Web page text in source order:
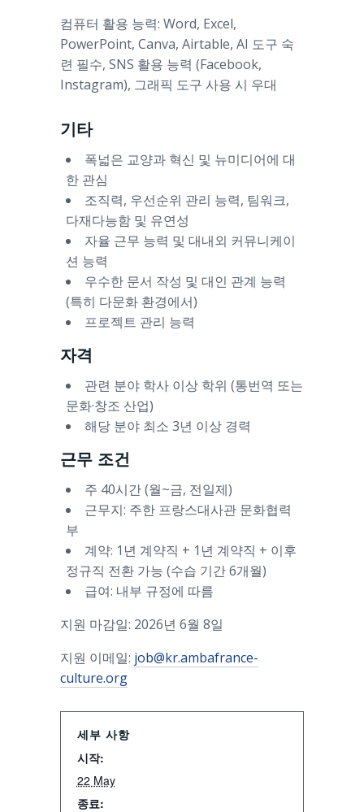
컴퓨터 활용 능력: Word, Excel,
PowerPoint, Canva, Airtable, AI 도구 숙
련 필수, SNS 활용 능력 (Facebook,
Instagram), 그래픽 도구 사용 시 우대
기타
폭넓은 교양과 혁신 및 뉴미디어에 대
한 관심
조직력, 우선순위 관리 능력, 팀워크,
다재다능함 및 유연성
자율 근무 능력 및 대내외 커뮤니케이
션 능력
우수한 문서 작성 및 대인 관계 능력
(특히 다문화 환경에서)
프로젝트 관리 능력
자격
관련 분야 학사 이상 학위 (통번역 또는
문화·창조 산업)
해당 분야 최소 3년 이상 경력
근무 조건
주 40시간 (월~금, 전일제)
근무지: 주한 프랑스대사관 문화협력
부
계약: 1년 계약직 + 1년 계약직 + 이후
정규직 전환 가능 (수습 기간 6개월)
급여: 내부 규정에 따름
지원 마감일: 2026년 6월 8일
지원 이메일: job@kr.ambafrance-
culture.org
세부 사항
시작:
22 May
종료: